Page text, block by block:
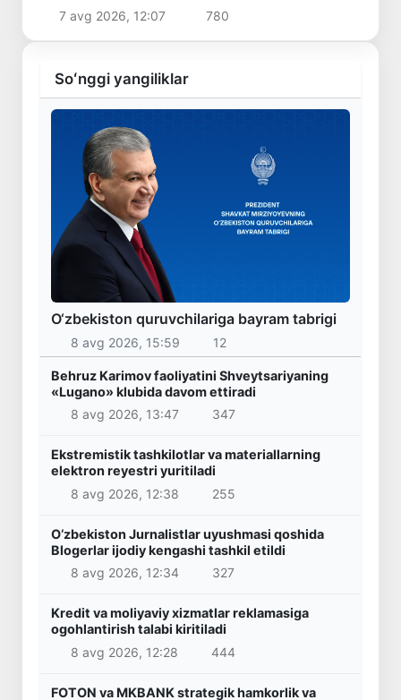
7 avg 2026, 12:07 780
Soʻnggi yangiliklar
O‘zbekiston quruvchilariga bayram tabrigi
8 avg 2026, 15:59 12
Behruz Karimov faoliyatini Shveytsariyaning
«Lugano» klubida davom ettiradi
8 avg 2026, 13:47
347
Ekstremistik tashkilotlar va materiallarning
elektron reyestri yuritiladi
8 avg 2026, 12:38
255
O‘zbekiston Jurnalistlar uyushmasi qoshida
Blogerlar ijodiy kengashi tashkil etildi
8 avg 2026, 12:34
327
Kredit va moliyaviy xizmatlar reklamasiga
ogohlantirish talabi kiritiladi
8 avg 2026, 12:28
444
FOTON va MKBANK strategik hamkorlik va